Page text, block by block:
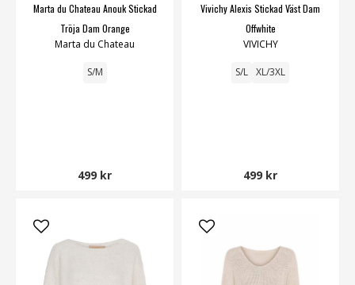
Marta du Chateau Anouk Stickad
Tröja Dam Orange
Marta du Chateau
S/M
499 kr
Vivichy Alexis Stickad Väst Dam
Offwhite
VIVICHY
S/L XL/3XL
499 kr